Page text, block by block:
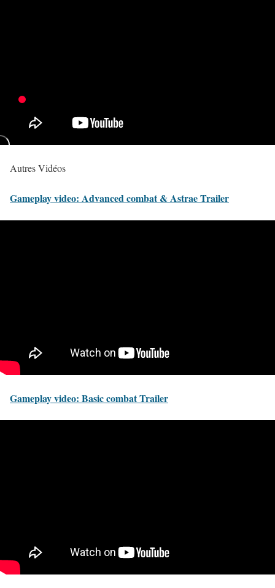
Autres Vidéos
Gameplay video: Advanced combat & Astrae Trailer
Gameplay video: Basic combat Trailer